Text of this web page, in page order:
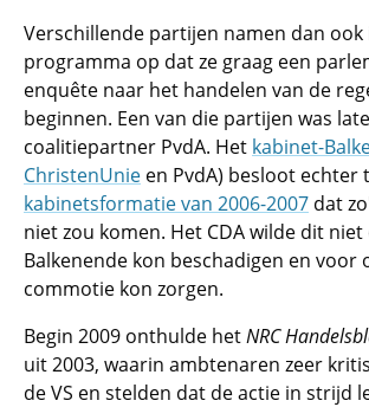
Verschillende partijen namen dan ook
programma op dat ze graag een
enquête naar het handelen van de
beginnen. Een van die partijen was
coalitiepartner PvdA. Het kabinet-
ChristenUnie en PvdA) besloot echter
kabinetsformatie van 2006-2007 dat
niet zou komen. Het CDA wilde dit
Balkenende kon beschadigen en voor
commotie kon zorgen.
Begin 2009 onthulde hetNRC
uit 2003, waarin ambtenaren zeer
de VS en stelden dat de actie in strijd